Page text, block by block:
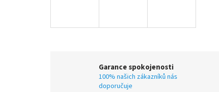
Garance spokojenosti
100% našich zákazníků nás
doporučuje